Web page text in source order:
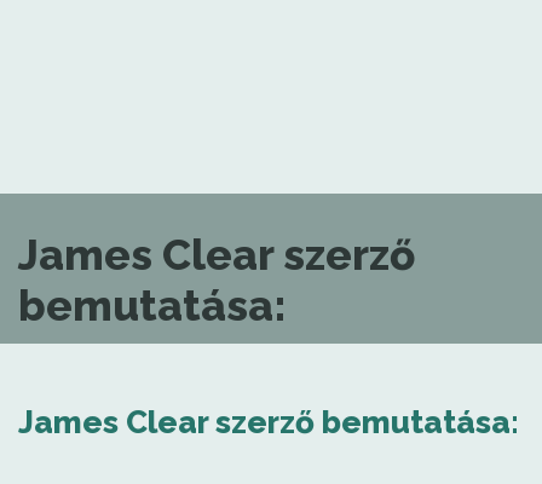
James Clear szerző
bemutatása:
James Clear szerző bemutatása: